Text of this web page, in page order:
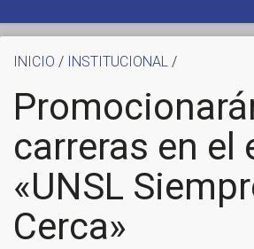
INICIO / INSTITUCIONAL /
carreras en el
«UNSL
Cerca»